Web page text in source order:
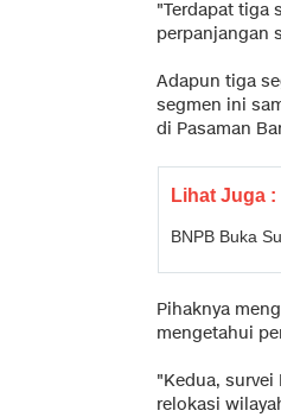
"Terdapat tiga
perpanjangan
Adapun tiga
segmen ini
di Pasaman
Lihat Juga :
BNPB Buka
Pihaknya
mengetahui
"Kedua,
relokasi